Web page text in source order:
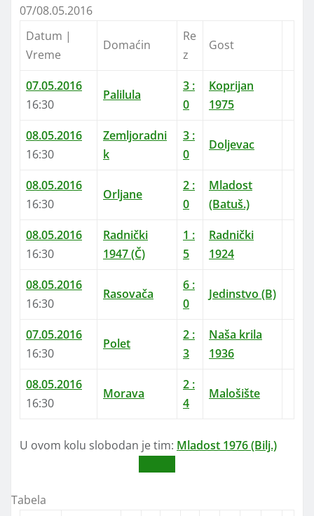
07/08.05.2016
Datum |
Vreme
Domaćin
Re
z
Gost
07.05.2016
16:30
Palilula
3 :
0
Koprijan
1975
08.05.2016
16:30
Zemljoradni
k
3 :
0
Doljevac
08.05.2016
16:30
Orljane
2 :
0
Mladost
(Batuš.)
08.05.2016
16:30
Radnički
1947 (Č)
1 :
5
Radnički
1924
08.05.2016
16:30
Rasovača
6 :
0
Jedinstvo (B)
07.05.2016
16:30
Polet
2 :
3
Naša krila
1936
08.05.2016
16:30
Morava
2 :
4
Malošište
U ovom kolu slobodan je tim: Mladost 1976 (Bilj.)
Tabela